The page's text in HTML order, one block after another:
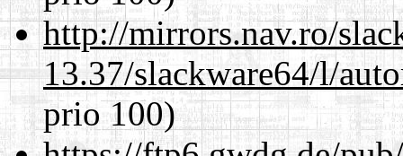
http://mirrors.nav.ro/
13.37/slackware64/l/
prio 100)